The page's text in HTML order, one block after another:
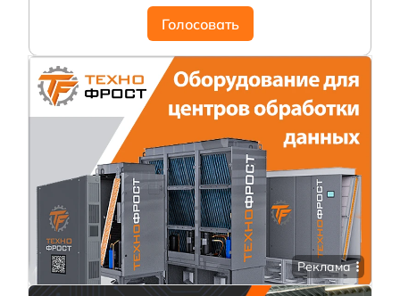
Голосовать
Реклама